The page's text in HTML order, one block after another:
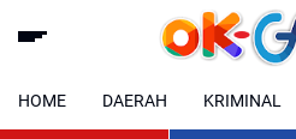
HOME DAERAH KRIMINAL